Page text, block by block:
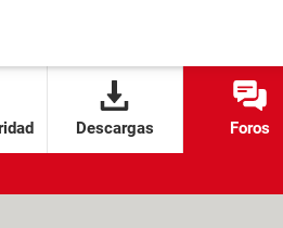
Descargas Foros